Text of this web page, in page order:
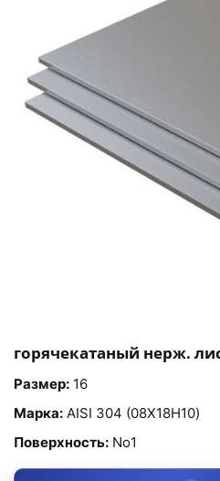
горячекатаный нерж.
Размер: 16
Марка: AISI 304 (08Х18Н10)
Поверхность: No1